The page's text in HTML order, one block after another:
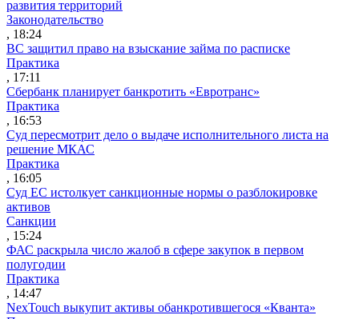
развития территорий
Законодательство
, 18:24
ВС защитил право на взыскание займа по расписке
Практика
, 17:11
Сбербанк планирует банкротить «Евротранс»
Практика
, 16:53
Суд пересмотрит дело о выдаче исполнительного листа на
решение МКАС
Практика
, 16:05
Суд ЕС истолкует санкционные нормы о разблокировке
активов
Санкции
, 15:24
ФАС раскрыла число жалоб в сфере закупок в первом
полугодии
Практика
, 14:47
NexTouch выкупит активы обанкротившегося «Кванта»